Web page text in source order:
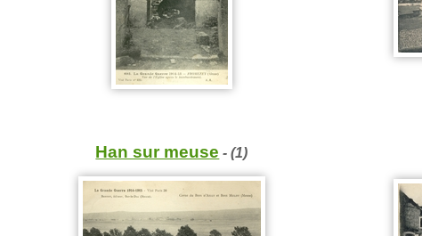
Han sur meuse - (1)